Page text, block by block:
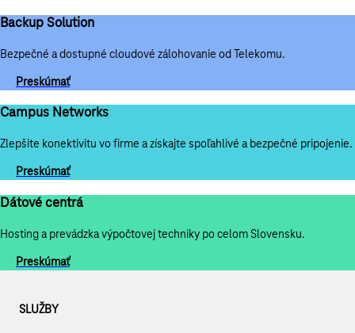
Backup Solution
Bezpečné a dostupné cloudové zálohovanie od Telekomu.
Preskúmať
Campus Networks
Zlepšite konektivitu vo firme a získajte spoľahlivé a bezpečné pripojenie.
Preskúmať
Dátové centrá
Hosting a prevádzka výpočtovej techniky po celom Slovensku.
Preskúmať
SLUŽBY